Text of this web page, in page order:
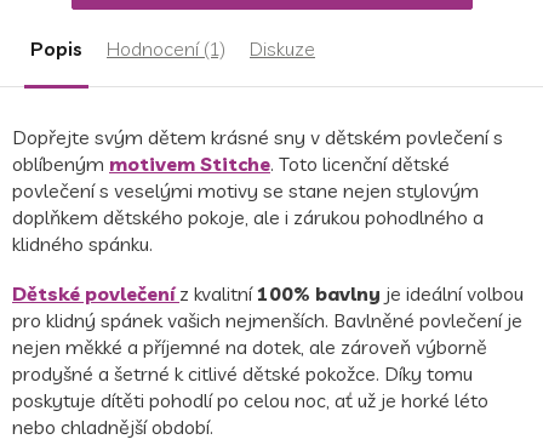
Popis Hodnocení (1) Diskuze
Dopřejte svým dětem krásné sny v dětském povlečení s
oblíbeným motivem Stitche. Toto licenční dětské
povlečení s veselými motivy se stane nejen stylovým
doplňkem dětského pokoje, ale i zárukou pohodlného a
klidného spánku.
Dětské povlečeníz kvalitní100% bavlny je ideální volbou
pro klidný spánek vašich nejmenších. Bavlněné povlečení je
nejen měkké a příjemné na dotek, ale zároveň výborně
prodyšné a šetrné k citlivé dětské pokožce. Díky tomu
poskytuje dítěti pohodlí po celou noc, ať už je horké léto
nebo chladnější období.